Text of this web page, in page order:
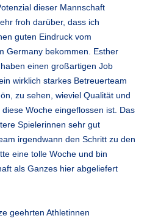
dieser Mannschaft
froh darüber, dass ich
guten Eindruck vom
Germany bekommen. Esther
einen großartigen Job
wirklich starkes Betreuerteam
zu sehen, wieviel Qualität und
Woche eingeflossen ist. Das
Spielerinnen sehr gut
irgendwann den Schritt zu den
eine tolle Woche und bin
als Ganzes hier abgeliefert
geehrten Athletinnen